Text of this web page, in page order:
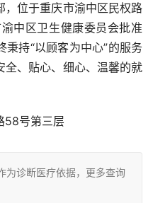
，位于重庆市渝中区民权路
中区卫生健康委员会批准
持“以顾客为中心”的服务
全、贴心、细心、温馨的就
58号第三层
为诊断医疗依据，更多查询